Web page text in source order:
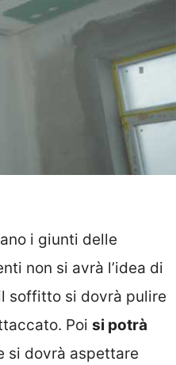
i giunti delle
non si avrà l’idea di
soffitto si dovrà pulire
Poi si potrà
si dovrà aspettare